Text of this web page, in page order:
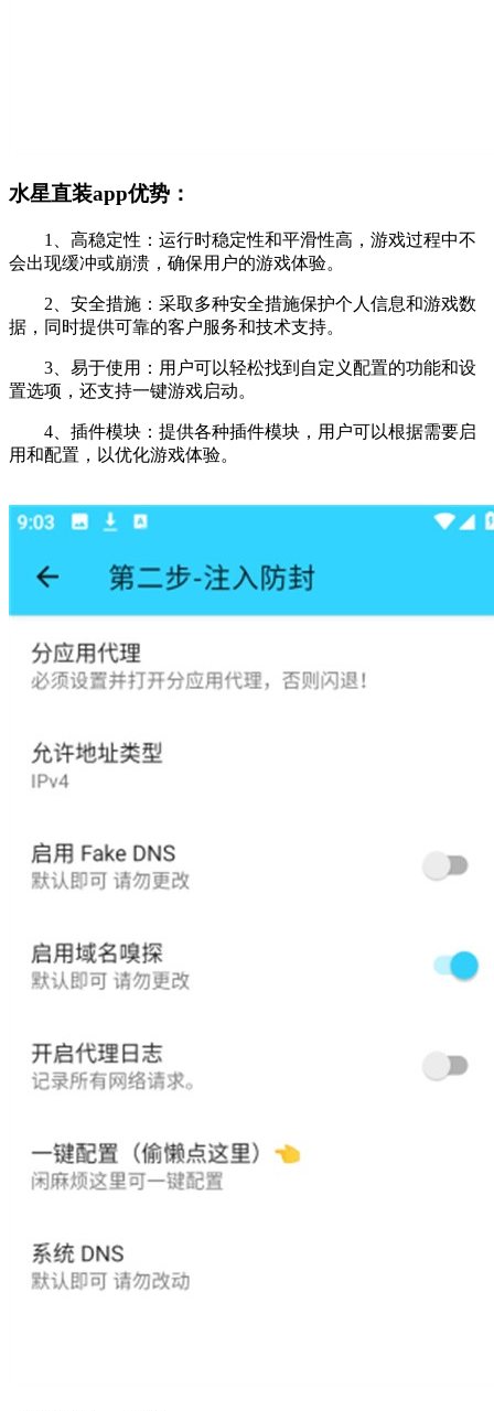
水星直装app优势：
1、高稳定性：运行时稳定性和平滑性高，游戏过程中不
会出现缓冲或崩溃，确保用户的游戏体验。
2、安全措施：采取多种安全措施保护个人信息和游戏数
据，同时提供可靠的客户服务和技术支持。
3、易于使用：用户可以轻松找到自定义配置的功能和设
置选项，还支持一键游戏启动。
4、插件模块：提供各种插件模块，用户可以根据需要启
用和配置，以优化游戏体验。